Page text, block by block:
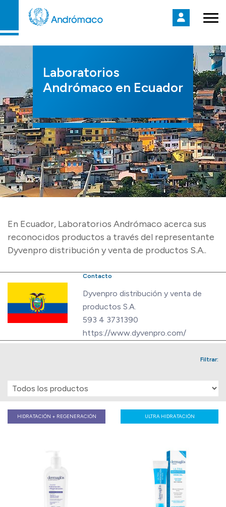
Laboratorios
Andrómaco en Ecuador
En Ecuador, Laboratorios Andrómaco acerca sus
reconocidos productos a través del representante
Dyvenpro distribución y venta de productos S.A..
Contacto
Dyvenpro distribución y venta de
productos S.A.
593 4 3731390
https://www.dyvenpro.com/
Filtrar:
HIDRATACIÓN + REGENERACIÓN ULTRA HIDRATACIÓN